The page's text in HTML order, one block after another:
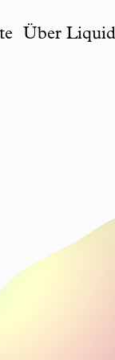
Über Liquid